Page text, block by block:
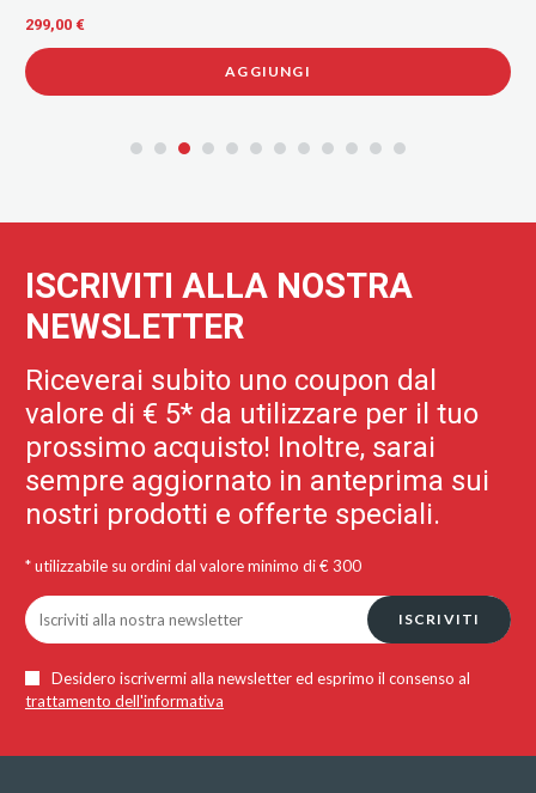
299,00 €
AGGIUNGI
ISCRIVITI ALLA NOSTRA
NEWSLETTER
Riceverai subito uno coupon dal
valore di € 5* da utilizzare per il tuo
prossimo acquisto! Inoltre, sarai
sempre aggiornato in anteprima sui
nostri prodotti e offerte speciali.
* utilizzabile su ordini dal valore minimo di € 300
ISCRIVITI
Desidero iscrivermi alla newsletter ed esprimo il consenso al
trattamento dell'informativa